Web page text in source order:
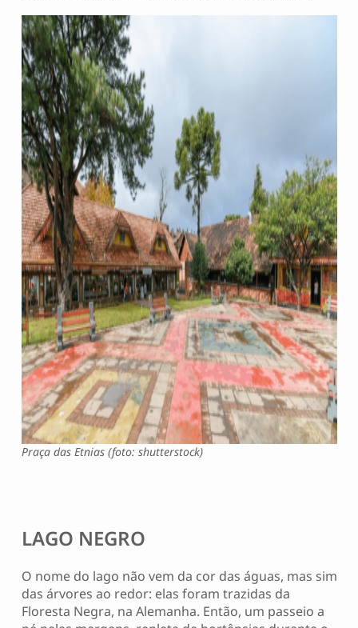
Praça das Etnias (foto: shutterstock)
LAGO NEGRO
O nome do lago não vem da cor das águas, mas sim
das árvores ao redor: elas foram trazidas da
Floresta Negra, na Alemanha. Então, um passeio a